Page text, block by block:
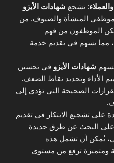
: تشجع شهادات الأيزو
موظفي المنشأة والضيوف. من
الموظفون من فهم
مما يسهم في تقديم خدمة
شهادات الأيزو في تحسين
الأداء وتحديد نقاط الضعف.
الصحيحة التي تؤدي إلى
على تشجيع الابتكار في تقديم
البحث عن طرق جديدة
يُمكن أن تشمل هذه
ومتميزة ترفع من مستوى